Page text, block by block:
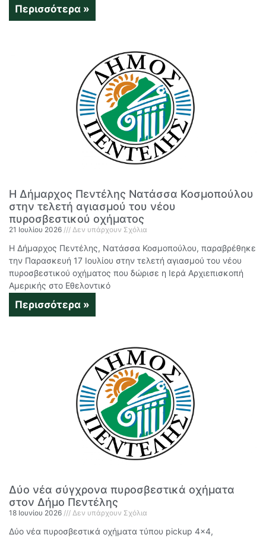
Περισσότερα »
Η Δήμαρχος Πεντέλης Νατάσσα Κοσμοπούλου
στην τελετή αγιασμού του νέου
πυροσβεστικού οχήματος
21 Ιουλίου 2026 Δεν υπάρχουν Σχόλια
Η Δήμαρχος Πεντέλης, Νατάσσα Κοσμοπούλου, παραβρέθηκε
την Παρασκευή 17 Ιουλίου στην τελετή αγιασμού του νέου
πυροσβεστικού οχήματος που δώρισε η Ιερά Αρχιεπισκοπή
Αμερικής στο Εθελοντικό
Περισσότερα »
Δύο νέα σύγχρονα πυροσβεστικά οχήματα
στον Δήμο Πεντέλης
18 Ιουνίου 2026 Δεν υπάρχουν Σχόλια
Δύο νέα πυροσβεστικά οχήματα τύπου pickup 4×4,